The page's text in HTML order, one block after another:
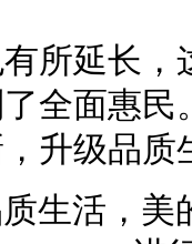
所延长
全面惠
升级品质